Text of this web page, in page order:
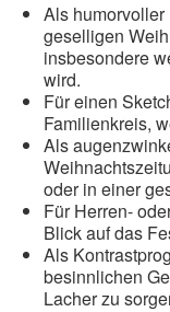
Als
geselligen
insbesondere
wird.
Für einen
Familienkreis,
Als
oder in einer
Für Herren-
Blick auf das
Als
besinnlichen
Lacher zu